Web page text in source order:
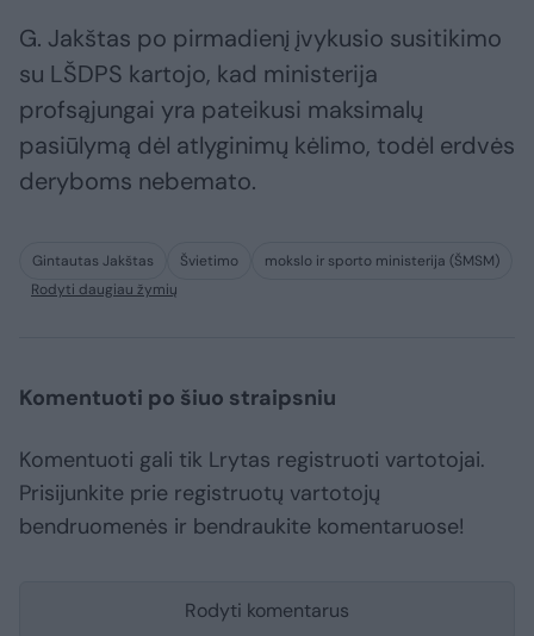
G. Jakštas po pirmadienį įvykusio susitikimo
su LŠDPS kartojo, kad ministerija
profsąjungai yra pateikusi maksimalų
pasiūlymą dėl atlyginimų kėlimo, todėl erdvės
deryboms nebemato.
Gintautas Jakštas Švietimo
mokslo ir sporto ministerija (ŠMSM)
Rodyti daugiau žymių
Komentuoti po šiuo straipsniu
Komentuoti gali tik Lrytas registruoti vartotojai.
Prisijunkite prie registruotų vartotojų
bendruomenės ir bendraukite komentaruose!
Rodyti komentarus